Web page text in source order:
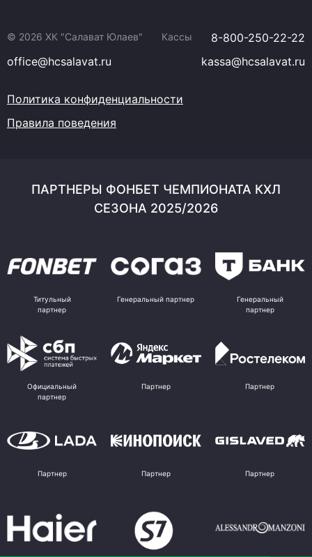
© 2026 ХК "Салават Юлаев" Кассы
8-800-250-22-22
office@hcsalavat.ru
kassa@hcsalavat.ru
Политика конфиденциальности
Правила поведения
ПАРТНЕРЫ ФОНБЕТ ЧЕМПИОНАТА КХЛ
СЕЗОНА 2025/2026
Титульный
партнер
Генеральный партнер
Генеральный
партнер
Официальный
партнер
Партнер Партнер
Партнер Партнер Партнер